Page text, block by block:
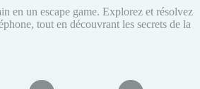
en un escape game. Explorez et résolvez
tout en découvrant les secrets de la